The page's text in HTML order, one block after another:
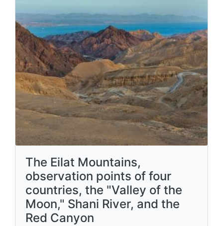
The Eilat Mountains,
observation points of four
countries, the "Valley of the
Moon," Shani River, and the
Red Canyon